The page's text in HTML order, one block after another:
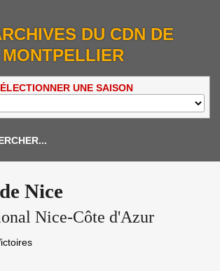
DU CDN DE
MONTPELLIER
UNE SAISON
Nice
Nice-Côte d'Azur